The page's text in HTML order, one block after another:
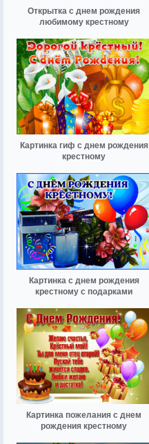
Открытка с днем рождения
любимому крестному
Картинка гиф с днем рождения
крестному
Картинка с днем рождения
крестному с подарками
Картинка пожелания с днем
рождения крестному